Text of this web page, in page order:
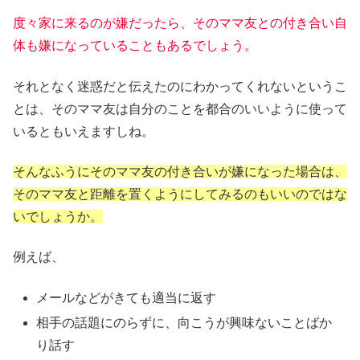
度々家に来るのが嫌だったら、そのママ友との付き合い自
体も嫌になっていることもあるでしょう。
それとなく迷惑だと伝えたのにわかってくれないというこ
とは、そのママ友は自分のことを都合のいいように使って
いるともいえますしね。
そんなふうにそのママ友の付き合いが嫌になった場合は、
そのママ友と距離を置くようにしてみるのもいいのではな
いでしょうか。
例えば、
メールなどがきても適当に返す
相手の話題にのらずに、向こうが興味ないことばか
り話す